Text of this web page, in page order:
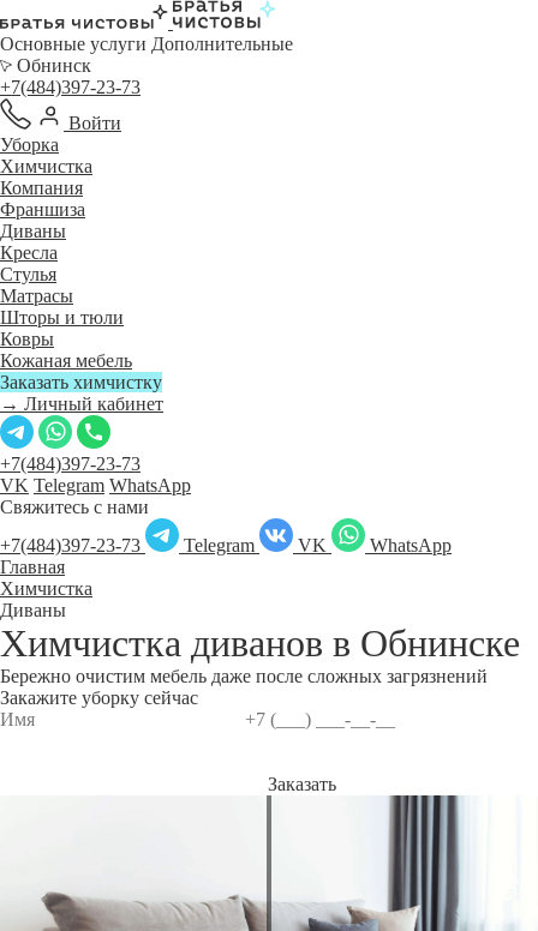
Основные услуги Дополнительные
Обнинск
+7(484)397-23-73
Войти
Уборка
Химчистка
Компания
Франшиза
Диваны
Кресла
Стулья
Матрасы
Шторы и тюли
Ковры
Кожаная мебель
Заказать химчистку
→ Личный кабинет
+7(484)397-23-73
VK Telegram WhatsApp
Свяжитесь с нами
+7(484)397-23-73
Telegram VK
WhatsApp
Главная
Химчистка
Диваны
Химчистка диванов в Обнинске
Бережно очистим мебель даже после сложных загрязнений
Закажите уборку сейчас
Заказать